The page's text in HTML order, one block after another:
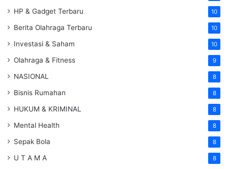
HP & Gadget Terbaru 10
Berita Olahraga Terbaru 10
Investasi & Saham 10
Olahraga & Fitness 9
NASIONAL 8
Bisnis Rumahan 8
HUKUM & KRIMINAL 8
Mental Health 8
Sepak Bola 8
U T A M A 8